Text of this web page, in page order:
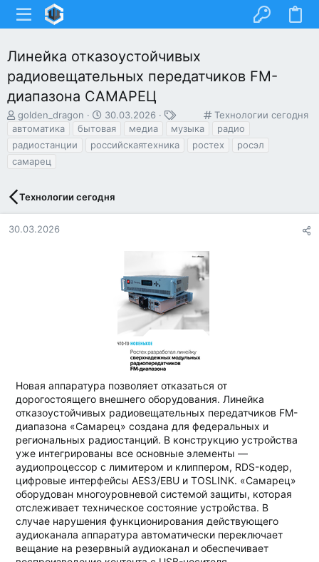
Линейка отказоустойчивых
радиовещательных передатчиков FM-
диапазона САМАРЕЦ
К
а
я
Технологии сегодня
А
в
р
е
м
ы
golden_dragon
Д
а
а
л
30.03.2026
Т
е
автоматика бытовая медиа музыка
радио
радиостанции
российскаятехника ростех
росэл
самарец
Технологии сегодня
30.03.2026
Новая аппаратура позволяет отказаться от
дорогостоящего внешнего оборудования. Линейка
отказоустойчивых радиовещательных передатчиков FM-
диапазона «Самарец» создана для федеральных и
региональных радиостанций. В конструкцию устройства
уже интегрированы все основные элементы —
аудиопроцессор с лимитером и клиппером, RDS-кодер,
цифровые интерфейсы AES3/EBU и TOSLINK. «Самарец»
оборудован многоуровневой системой защиты, которая
отслеживает техническое состояние устройства. В
случае нарушения функционирования действующего
аудиоканала аппаратура автоматически переключает
вещание на резервный аудиоканал и обеспечивает